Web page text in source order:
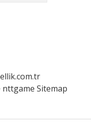
nttgame Sitemap